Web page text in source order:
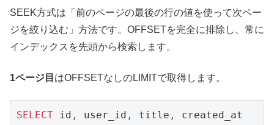
SEEK方式は「前のページの最後の行の値を使って次ペー
ジを絞り込む」方法です。OFFSETを完全に排除し、常に
インデックスを先頭から検索します。
1ページ目 はOFFSETなしのLIMITで取得します。
SELECT id , user_id , title ,